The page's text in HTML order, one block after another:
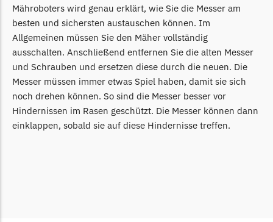
Mähroboters wird genau erklärt, wie Sie die Messer am
besten und sichersten austauschen können. Im
Allgemeinen müssen Sie den Mäher vollständig
ausschalten. Anschließend entfernen Sie die alten Messer
und Schrauben und ersetzen diese durch die neuen. Die
Messer müssen immer etwas Spiel haben, damit sie sich
noch drehen können. So sind die Messer besser vor
Hindernissen im Rasen geschützt. Die Messer können dann
einklappen, sobald sie auf diese Hindernisse treffen.